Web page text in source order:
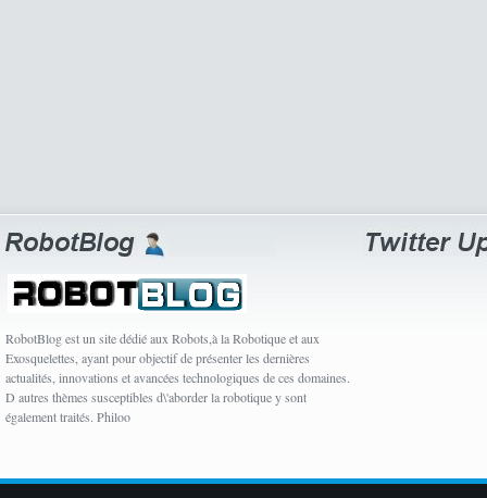
RobotBlog est un site dédié aux Robots,à la Robotique et aux
Exosquelettes, ayant pour objectif de présenter les dernières
actualités, innovations et avancées technologiques de ces domaines.
D autres thèmes susceptibles d\'aborder la robotique y sont
également traités. Philoo